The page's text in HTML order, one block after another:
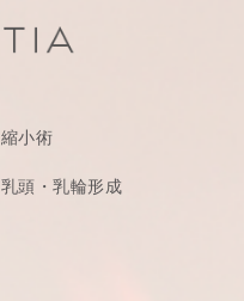
縮小術
乳頭・乳輪形成